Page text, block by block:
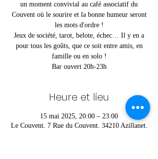
un moment convivial au café associatif du
Couvent où le sourire et la bonne humeur seront
les mots d'ordre !
Jeux de société, tarot, belote, échec… Il y en a
pour tous les goûts, que ce soit entre amis, en
famille ou en solo !
Bar ouvert 20h-23h
Heure et lieu
15 mai 2025, 20:00 – 23:00
Le Couvent, 7 Rue du Couvent, 34210 Azillanet,